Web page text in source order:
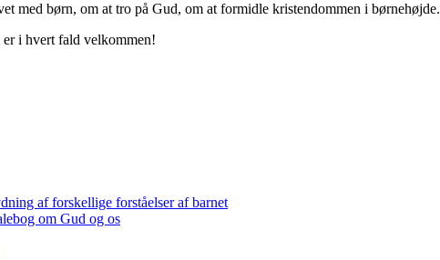
med børn, om at tro på Gud, om at formidle kristendommen i børnehøjde.
i hvert fald velkommen!
af forskellige forståelser af barnet
om Gud og os